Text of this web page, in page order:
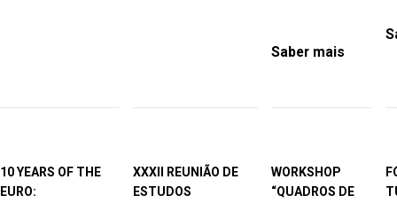
Saber mais
10 YEARS OF THE
EURO:
XXXII REUNIÃO DE
ESTUDOS
WORKSHOP
“QUADROS DE